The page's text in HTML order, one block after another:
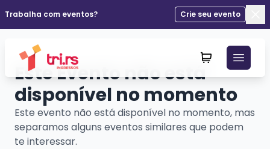
Trabalha com eventos?
Crie seu evento
Este Evento não está
disponível no momento
Este evento não está disponível no momento, mas
separamos alguns eventos similares que podem
te interessar.